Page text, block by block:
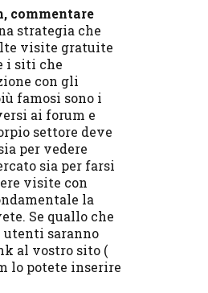
commentare
strategia che
visite gratuite
i siti che
con gli
famosi sono i
ai forum e
settore deve
per vedere
sia per farsi
visite con
la
Se quallo che
saranno
al vostro sito (
lo potete inserire